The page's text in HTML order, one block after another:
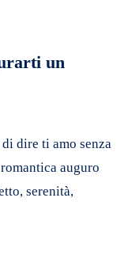
un
dire ti amo senza
auguro
serenità,